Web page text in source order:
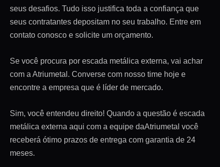
seus desafios. Tudo isso justifica toda a confiança que
seus contratantes depositam no seu trabalho. Entre em
contato conosco e solicite um orçamento.
Se você procura por escada metálica externa, vai achar
com a Atriumetal. Converse com nosso time hoje e
encontre a empresa que é líder de mercado.
Sim, você entendeu direito! Quando a questão é escada
metálica externa aqui com a equipe daAtriumetal você
receberá ótimo prazos de entrega com garantia de 24
meses.